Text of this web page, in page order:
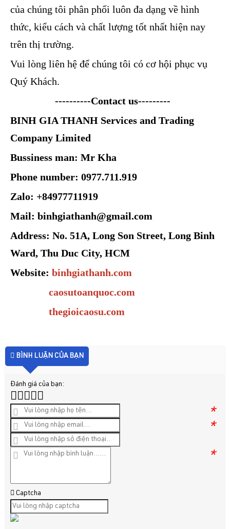
của chúng tôi phân phối luôn đa dạng về hình
thức, kiểu cách và chất lượng tốt nhất hiện nay
trên thị trường.
Vui lòng liên hệ để chúng tôi có cơ hội phục vụ
Quý Khách.
----------Contact us---------
BINH GIA THANH Services and Trading
Company Limited
Bussiness man: Mr Kha
Phone number: 0977.711.919
Zalo: +84977711919
Mail: binhgiathanh@gmail.com
Address: No. 51A, Long Son Street, Long Binh
Ward, Thu Duc City, HCM
Website: binhgiathanh.com
caosutoanquoc.com
thegioicaosu.com
BÌNH LUẬN CỦA BẠN
Đánh giá của bạn:
*
*
*
Captcha